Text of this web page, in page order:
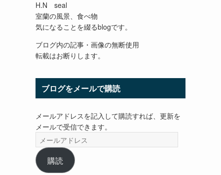
H.N seal
室蘭の風景、食べ物
気になることを綴るblogです。
ブログ内の記事・画像の無断使用
転載はお断りします。
ブログをメールで購読
メールアドレスを記入して購読すれば、更新を
メールで受信できます。
ー
ル
ア
購読